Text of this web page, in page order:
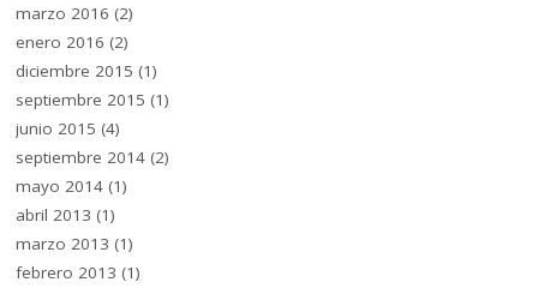
marzo 2016 (2)
enero 2016 (2)
diciembre 2015 (1)
septiembre 2015 (1)
junio 2015 (4)
septiembre 2014 (2)
mayo 2014 (1)
abril 2013 (1)
marzo 2013 (1)
febrero 2013 (1)